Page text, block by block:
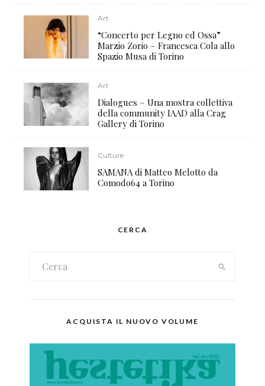
Art
“Concerto per Legno ed Ossa”
Marzio Zorio – Francesca Cola allo
Spazio Musa di Torino
Art
Dialogues – Una mostra collettiva
della community IAAD alla Crag
Gallery di Torino
Culture
SAMANA di Matteo Melotto da
Comodo64 a Torino
CERCA
ACQUISTA IL NUOVO VOLUME